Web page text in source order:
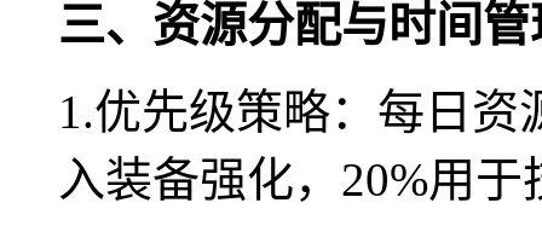
三、资源分配与时间管
1.优先级策略：每日资
入装备强化，20%用